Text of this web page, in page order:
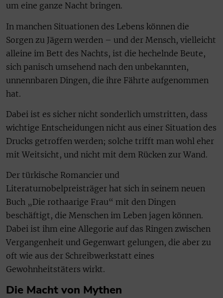
um eine ganze Nacht bringen.
In manchen Situationen des Lebens können die
Sorgen zu Jägern werden – und der Mensch, vielleicht
alleine im Bett des Nachts, ist die hechelnde Beute,
sich panisch umsehend nach den unbekannten,
unnennbaren Dingen, die ihre Fährte aufgenommen
hat.
Dabei ist es sicher nicht sonderlich umstritten, dass
wichtige Entscheidungen nicht aus einer Situation des
Drucks getroffen werden; solche trifft man wohl eher
mit Weitsicht, und nicht mit dem Rücken zur Wand.
Der türkische Romancier und
Literaturnobelpreisträger hat sich in seinem neuen
Buch „Die rothaarige Frau“ mit den Dingen
beschäftigt, die Menschen im Leben jagen können.
Dabei ist ihm eine Allegorie auf das Ringen zwischen
Vergangenheit und Gegenwart gelungen, die aber zu
oft wie aus der Schreibwerkstatt eines
Gewohnheitstäters wirkt.
Die Macht von Mythen